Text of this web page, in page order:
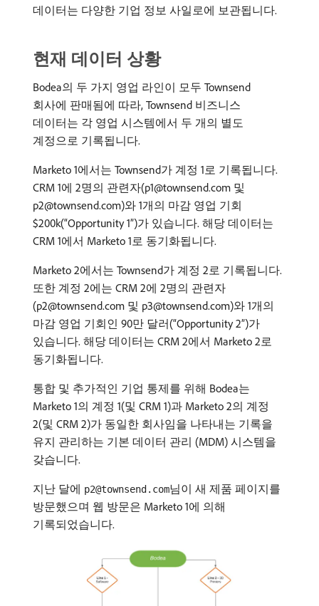
데이터는 다양한 기업 정보 사일로에 보관됩니다.
현재 데이터 상황
Bodea의 두 가지 영업 라인이 모두 Townsend
회사에 판매됨에 따라, Townsend 비즈니스
데이터는 각 영업 시스템에서 두 개의 별도
계정으로 기록됩니다.
Marketo 1에서는 Townsend가 계정 1로 기록됩니다.
CRM 1에 2명의 관련자(p1@townsend.com 및
p2@townsend.com)와 1개의 마감 영업 기회
$200k(“Opportunity 1”)가 있습니다. 해당 데이터는
CRM 1에서 Marketo 1로 동기화됩니다.
Marketo 2에서는 Townsend가 계정 2로 기록됩니다.
또한 계정 2에는 CRM 2에 2명의 관련자
(p2@townsend.com 및 p3@townsend.com)와 1개의
마감 영업 기회인 90만 달러(“Opportunity 2”)가
있습니다. 해당 데이터는 CRM 2에서 Marketo 2로
동기화됩니다.
통합 및 추가적인 기업 통제를 위해 Bodea는
Marketo 1의 계정 1(및 CRM 1)과 Marketo 2의 계정
2(및 CRM 2)가 동일한 회사임을 나타내는 기록을
유지 관리하는 기본 데이터 관리 (MDM) 시스템을
갖습니다.
지난 달에 p2@townsend.com님이 새 제품 페이지를
방문했으며 웹 방문은 Marketo 1에 의해
기록되었습니다.